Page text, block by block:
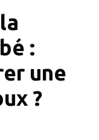
:
une
?